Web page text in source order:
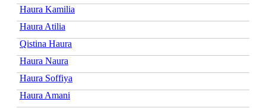
Haura Kamilia
Haura Atilia
Qistina Haura
Haura Naura
Haura Soffiya
Haura Amani